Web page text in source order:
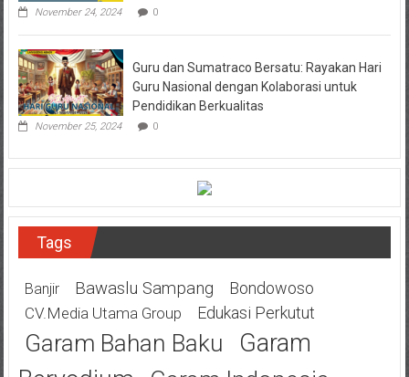
November 24, 2024 0
Guru dan Sumatraco Bersatu: Rayakan Hari
Guru Nasional dengan Kolaborasi untuk
Pendidikan Berkualitas
November 25, 2024 0
Tags
Banjir Bawaslu Sampang Bondowoso
CV.Media Utama Group Edukasi Perkutut
Garam Bahan Baku
Garam